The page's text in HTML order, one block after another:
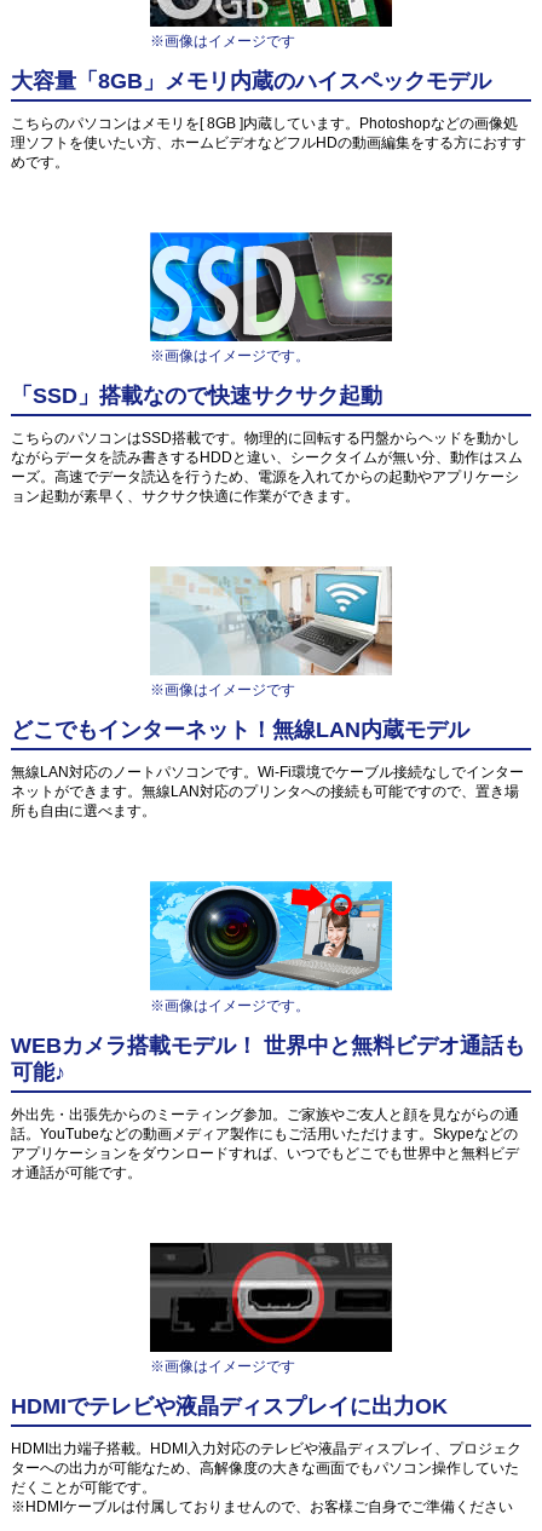
※画像はイメージです
大容量「8GB」メモリ内蔵のハイスペックモデル
こちらのパソコンはメモリを[ 8GB ]内蔵しています。Photoshopなどの画像処
理ソフトを使いたい方、ホームビデオなどフルHDの動画編集をする方におすす
めです。
※画像はイメージです。
「SSD」搭載なので快速サクサク起動
こちらのパソコンはSSD搭載です。物理的に回転する円盤からヘッドを動かし
ながらデータを読み書きするHDDと違い、シークタイムが無い分、動作はスム
ーズ。高速でデータ読込を行うため、電源を入れてからの起動やアプリケーシ
ョン起動が素早く、サクサク快適に作業ができます。
※画像はイメージです
どこでもインターネット！無線LAN内蔵モデル
無線LAN対応のノートパソコンです。Wi-Fi環境でケーブル接続なしでインター
ネットができます。無線LAN対応のプリンタへの接続も可能ですので、置き場
所も自由に選べます。
※画像はイメージです。
WEBカメラ搭載モデル！ 世界中と無料ビデオ通話も
可能♪
外出先・出張先からのミーティング参加。ご家族やご友人と顔を見ながらの通
話。YouTubeなどの動画メディア製作にもご活用いただけます。Skypeなどの
アプリケーションをダウンロードすれば、いつでもどこでも世界中と無料ビデ
オ通話が可能です。
※画像はイメージです
HDMIでテレビや液晶ディスプレイに出力OK
HDMI出力端子搭載。HDMI入力対応のテレビや液晶ディスプレイ、プロジェク
ターへの出力が可能なため、高解像度の大きな画面でもパソコン操作していた
だくことが可能です。
※HDMIケーブルは付属しておりませんので、お客様ご自身でご準備ください